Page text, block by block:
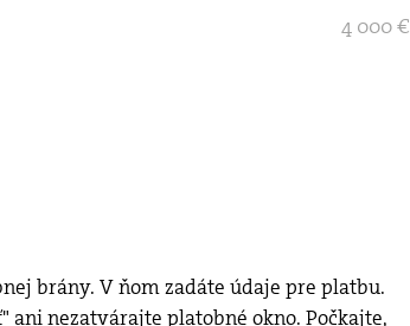
4 000 €
brány. V ňom zadáte údaje pre platbu.
nezatvárajte platobné okno. Počkajte,